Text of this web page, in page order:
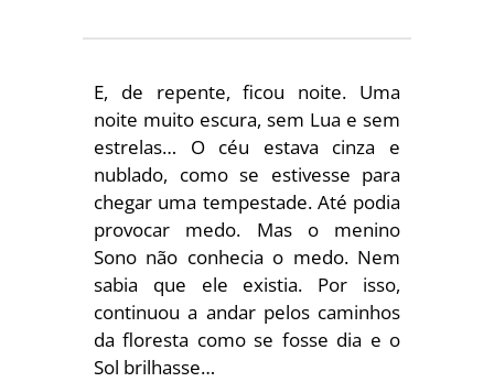
E, de repente, ficou noite. Uma
noite muito escura, sem Lua e sem
estrelas… O céu estava cinza e
nublado, como se estivesse para
chegar uma tempestade. Até podia
provocar medo. Mas o menino
Sono não conhecia o medo. Nem
sabia que ele existia. Por isso,
continuou a andar pelos caminhos
da floresta como se fosse dia e o
Sol brilhasse…